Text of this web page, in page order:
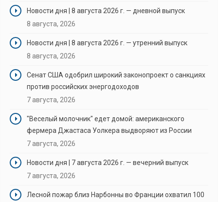
Новости дня | 8 августа 2026 г. — дневной выпуск
8 августа, 2026
Новости дня | 8 августа 2026 г. — утренний выпуск
8 августа, 2026
Сенат США одобрил широкий законопроект о санкциях
против российских энергодоходов
7 августа, 2026
"Веселый молочник" едет домой: американского
фермера Джастаса Уолкера выдворяют из России
7 августа, 2026
Новости дня | 7 августа 2026 г. — вечерний выпуск
7 августа, 2026
Лесной пожар близ Нарбонны во Франции охватил 100